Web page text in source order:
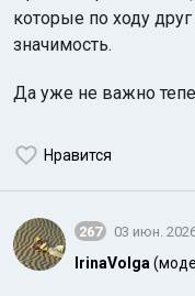
которые по ходу
значимость.
Да уже не важно
Нравится
267 03 июн.
IrinaVolga